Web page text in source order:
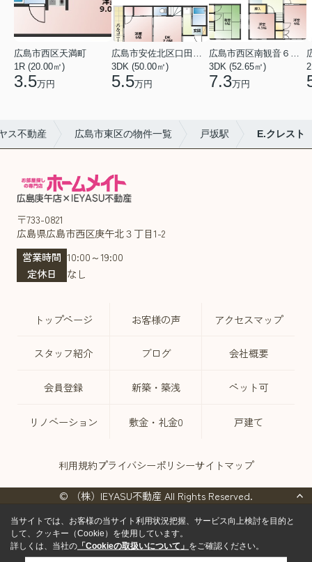
広島市西区天満町
1R (20.00㎡)
3.5万円
広島市安佐北区口田１丁目
3DK (50.00㎡)
5.5万円
広島市西区南観音６丁目
3DK (52.65㎡)
7.3万円
ス不動産 広島市東区の物件一覧 戸坂駅 E.クレスト
〒733-0821
広島県広島市西区庚午北３丁目1-2
営業時間 10:00～19:00
定休日
なし
トップページ お客様の声 アクセスマップ
スタッフ紹介 ブログ 会社概要
会員登録 新築・築浅 ペット可
リノベーション 敷金・礼金0 戸建て
利用規約プライバシーポリシーサイトマップ
© （株）IEYASU不動産 All Rights Reserved.
当サイトでは、お客様の当サイト利用状況把握、サービス向上検討を目的と
して、クッキー（Cookie）を使用しています。
詳しくは、当社の 「Cookieの取扱いについて」 をご確認ください。